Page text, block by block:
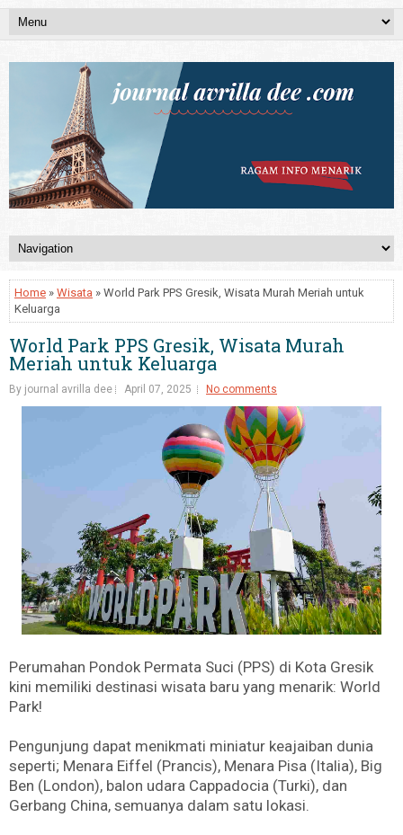
Home » Wisata » World Park PPS Gresik, Wisata Murah Meriah untuk
Keluarga
World Park PPS Gresik, Wisata Murah
Meriah untuk Keluarga
By journal avrilla dee April 07, 2025 No comments
Perumahan Pondok Permata Suci (PPS) di Kota Gresik
kini memiliki destinasi wisata baru yang menarik: World
Park!
Pengunjung dapat menikmati miniatur keajaiban dunia
seperti; Menara Eiffel (Prancis), Menara Pisa (Italia), Big
Ben (London), balon udara Cappadocia (Turki), dan
Gerbang China, semuanya dalam satu lokasi.